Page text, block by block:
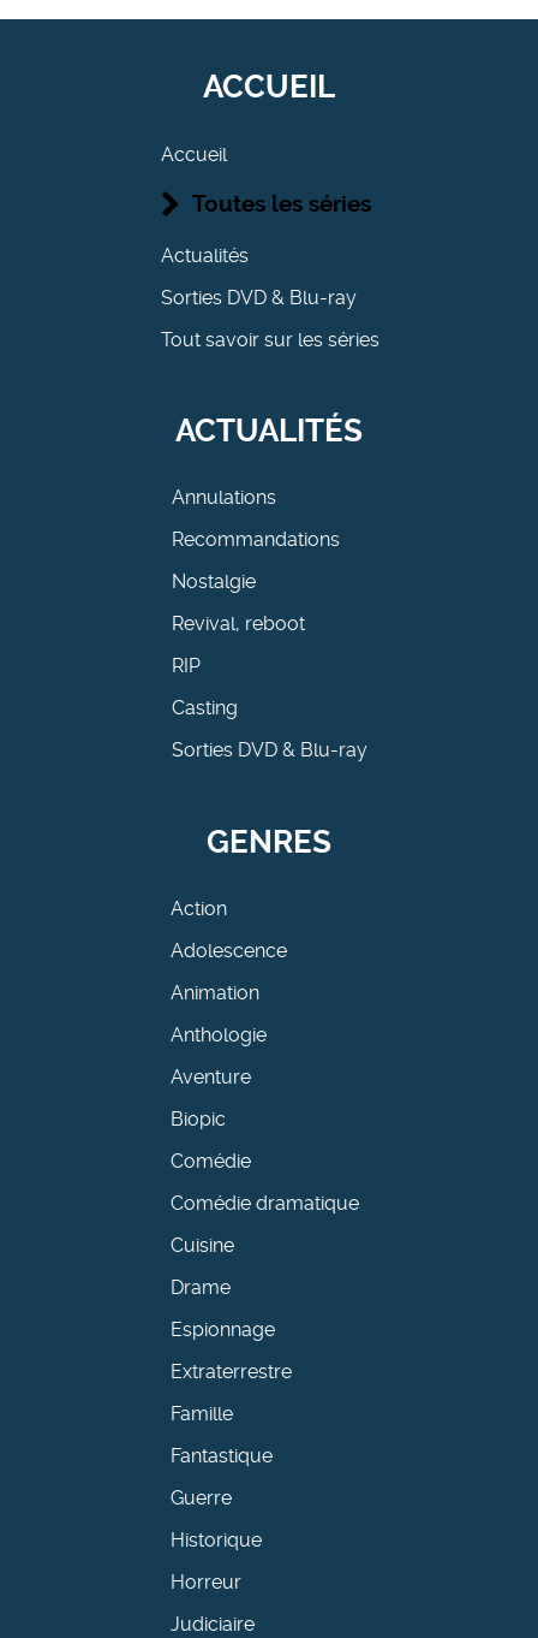
ACCUEIL
Accueil
Toutes les séries
Actualités
Sorties DVD & Blu-ray
Tout savoir sur les séries
ACTUALITÉS
Annulations
Recommandations
Nostalgie
Revival, reboot
RIP
Casting
Sorties DVD & Blu-ray
GENRES
Action
Adolescence
Animation
Anthologie
Aventure
Biopic
Comédie
Comédie dramatique
Cuisine
Drame
Espionnage
Extraterrestre
Famille
Fantastique
Guerre
Historique
Horreur
Judiciaire